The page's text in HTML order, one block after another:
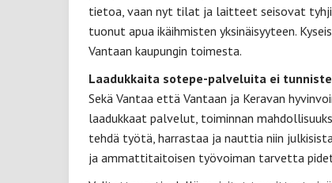
tietoa, vaan nyt tilat ja laitteet seisovat
tuonut apua ikäihmisten yksinäisyyteen.
Vantaan kaupungin toimesta.
Laadukkaita sotepe-palveluita ei
Sekä Vantaa että Vantaan ja Keravan
laadukkaat palvelut, toiminnan
tehdä työtä, harrastaa ja nauttia niin
ja ammattitaitoisen työvoiman tarvetta